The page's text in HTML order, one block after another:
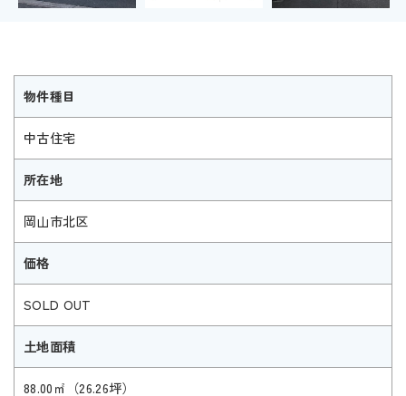
物件種目
中古住宅
所在地
岡山市北区
価格
SOLD OUT
土地面積
88.00㎡（26.26坪）